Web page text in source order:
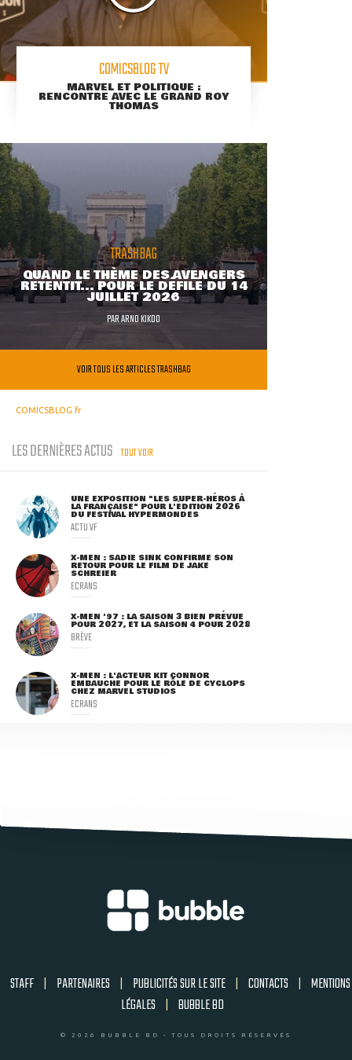
COMICSBLOG TV
MARVEL ET POLITIQUE :
RENCONTRE AVEC LE GRAND ROY
THOMAS
TRASHBAG
QUAND LE THÈME DES AVENGERS
RETENTIT... POUR LE DÉFILÉ DU 14
JUILLET 2026
PARARNO KIKOO
VOIR TOUS LES ARTICLES TRASHBAG
COMICSBLOG.fr
LES DERNIÈRES ACTUS TOUT VOIR
UNE EXPOSITION "LES SUPER-HÉROS À
LA FRANÇAISE" POUR L'ÉDITION 2026
DU FESTIVAL HYPERMONDES
ACTU VF
X-MEN : SADIE SINK CONFIRME SON
RETOUR POUR LE FILM DE JAKE
SCHREIER
ECRANS
X-MEN '97 : LA SAISON 3 BIEN PRÉVUE
POUR 2027, ET LA SAISON 4 POUR 2028
BRÈVE
X-MEN : L'ACTEUR KIT CONNOR
EMBAUCHÉ POUR LE RÔLE DE CYCLOPS
CHEZ MARVEL STUDIOS
ECRANS
STAFF | PARTENAIRES | PUBLICITÉS SUR LE SITE | CONTACTS | MENTIONS
LÉGALES | BUBBLE BD
© 2026 BUBBLE BD - TOUS DROITS RÉSERVÉS